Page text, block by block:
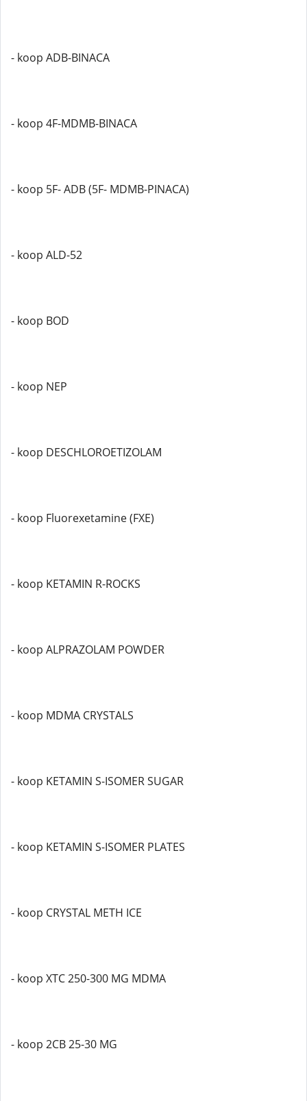
- koop ADB-BINACA
- koop 4F-MDMB-BINACA
- koop 5F- ADB (5F- MDMB-PINACA)
- koop ALD-52
- koop BOD
- koop NEP
- koop DESCHLOROETIZOLAM
- koop Fluorexetamine (FXE)
- koop KETAMIN R-ROCKS
- koop ALPRAZOLAM POWDER
- koop MDMA CRYSTALS
- koop KETAMIN S-ISOMER SUGAR
- koop KETAMIN S-ISOMER PLATES
- koop CRYSTAL METH ICE
- koop XTC 250-300 MG MDMA
- koop 2CB 25-30 MG